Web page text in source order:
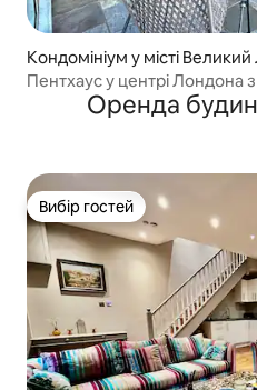
Кондомініум у місті
Пентхаус у центрі Лондона
ЛондонОренда
Вибір гостей
Вибір гостей